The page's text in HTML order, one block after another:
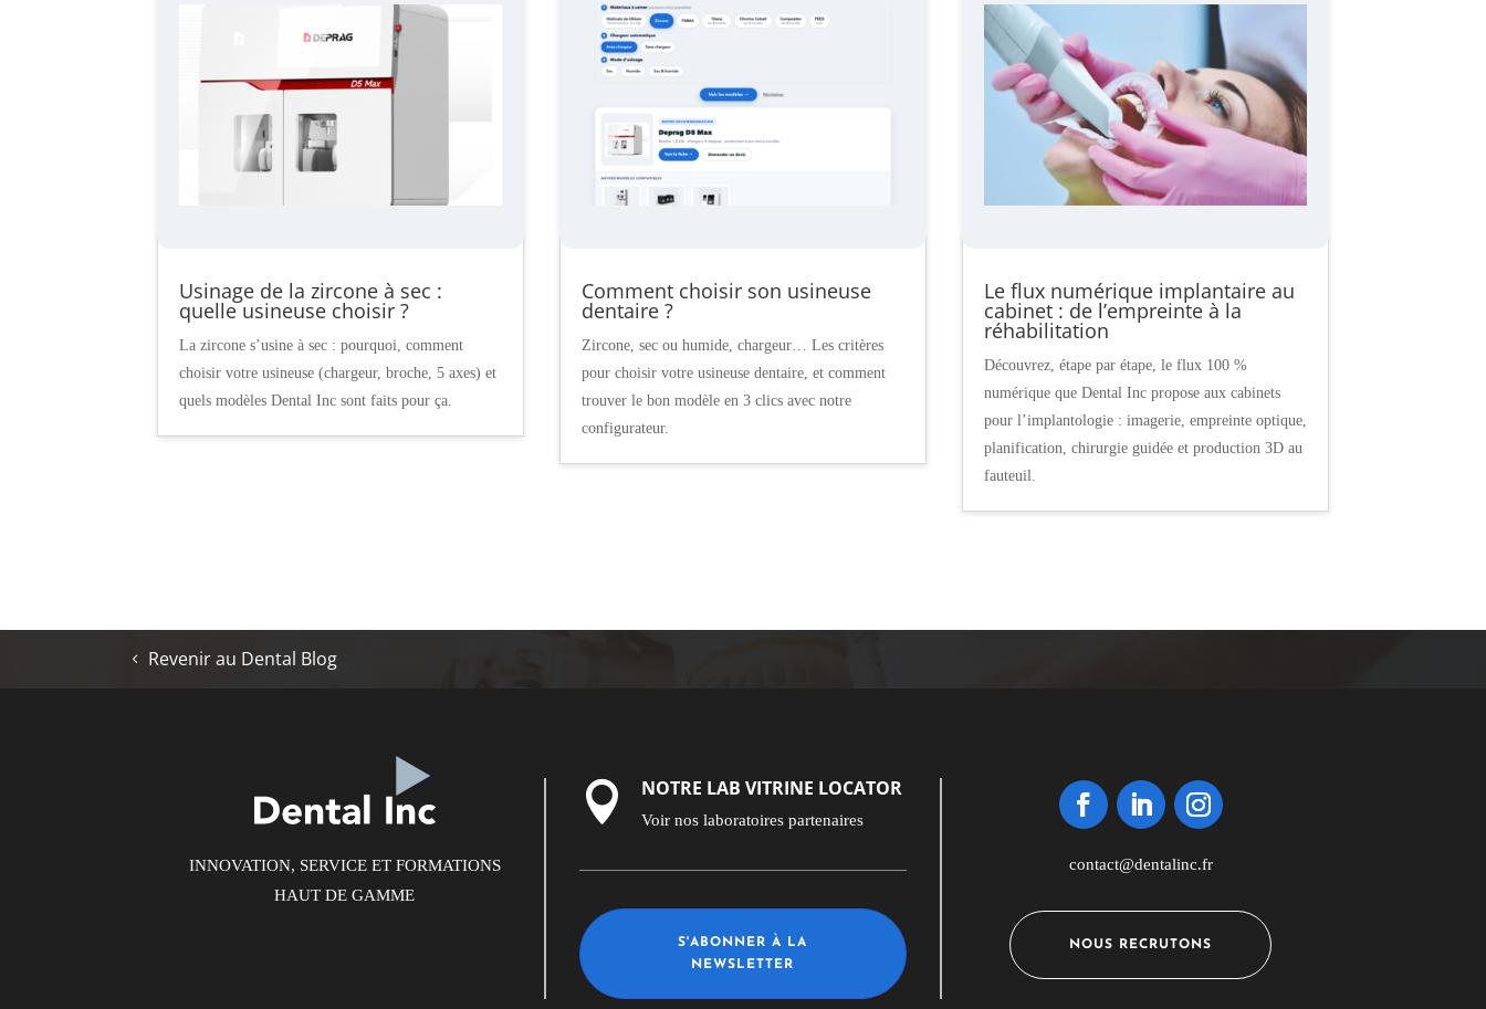
Usinage de la zircone à sec :
quelle usineuse choisir ?
La zircone s’usine à sec : pourquoi, comment
choisir votre usineuse (chargeur, broche, 5 axes) et
quels modèles Dental Inc sont faits pour ça.
Comment choisir son usineuse
dentaire ?
Zircone, sec ou humide, chargeur… Les critères
pour choisir votre usineuse dentaire, et comment
trouver le bon modèle en 3 clics avec notre
configurateur.
Le flux numérique implantaire au
cabinet : de l’empreinte à la
réhabilitation
Découvrez, étape par étape, le flux 100 %
numérique que Dental Inc propose aux cabinets
pour l’implantologie : imagerie, empreinte optique,
planification, chirurgie guidée et production 3D au
fauteuil.
Revenir au Dental Blog
INNOVATION, SERVICE ET FORMATIONS
HAUT DE GAMME
 NOTRE LAB VITRINE LOCATOR
Voir nos laboratoires partenaires
S'ABONNER À LA
NEWSLETTER
contact@dentalinc.fr
NOUS RECRUTONS